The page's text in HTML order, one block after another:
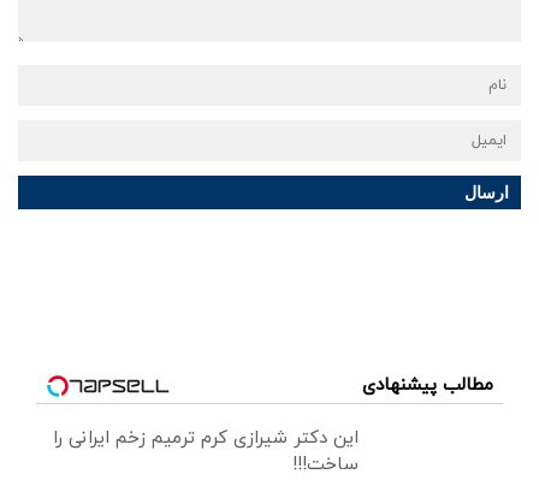
ارسال
مطالب پیشنهادی
این دکتر شیرازی کرم ترمیم زخم ایرانی را
ساخت!!!